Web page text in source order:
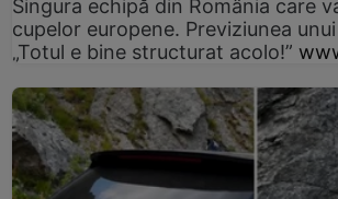
Singura echipă din România care
cupelor europene. Previziunea
„Totul e bine structurat acolo!”